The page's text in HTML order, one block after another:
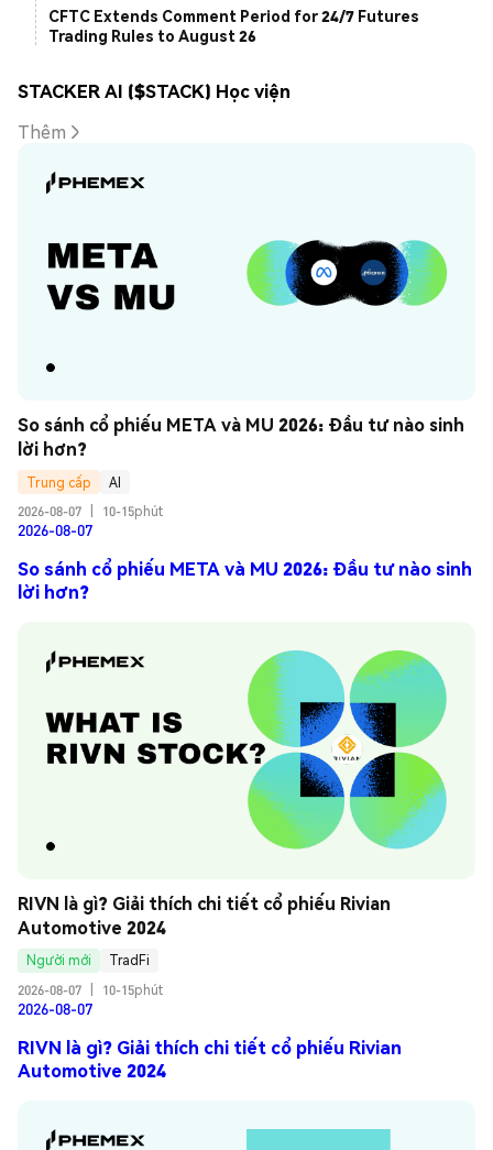
CFTC Extends Comment Period for 24/7 Futures
Trading Rules to August 26
STACKER AI ($STACK) Học viện
Thêm
So sánh cổ phiếu META và MU 2026: Đầu tư nào sinh
lời hơn?
Trung cấp
AI
2026-08-07
10-15phút
2026-08-07
So sánh cổ phiếu META và MU 2026: Đầu tư nào sinh
lời hơn?
RIVN là gì? Giải thích chi tiết cổ phiếu Rivian
Automotive 2024
Người mới
TradFi
2026-08-07
10-15phút
2026-08-07
RIVN là gì? Giải thích chi tiết cổ phiếu Rivian
Automotive 2024